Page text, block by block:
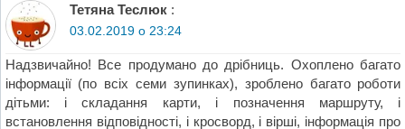
Тетяна Теслюк :
03.02.2019 о 23:24
Надзвичайно! Все продумано до дрібниць. Охоплено багато
інформації (по всіх семи зупинках), зроблено багато роботи
дітьми: і складання карти, і позначення маршруту, і
встановлення відповідності, і кросворд, і вірші, інформація про